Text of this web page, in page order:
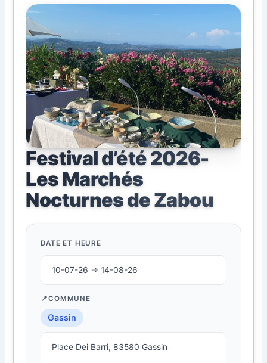
Festival d’été 2026-
Les Marchés
Nocturnes de Zabou
DATE ET HEURE
10-07-26 ⇒ 14-08-26
COMMUNE
Gassin
Place Dei Barri, 83580 Gassin